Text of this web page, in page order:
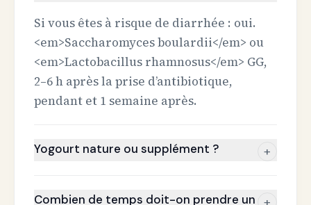
Si vous êtes à risque de diarrhée : oui.
<em>Saccharomyces boulardii</em> ou
<em>Lactobacillus rhamnosus</em> GG,
2–6 h après la prise d’antibiotique,
pendant et 1 semaine après.
Yogourt nature ou supplément ? +
Combien de temps doit-on prendre un